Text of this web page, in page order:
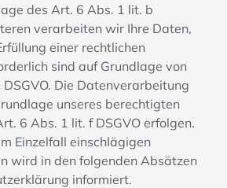
des Art. 6 Abs. 1 lit. b
verarbeiten wir Ihre Daten,
einer rechtlichen
sind auf Grundlage von
Die Datenverarbeitung
unseres berechtigten
6 Abs. 1 lit. f DSGVO erfolgen.
Einzelfall einschlägigen
wird in den folgenden Absätzen
informiert.